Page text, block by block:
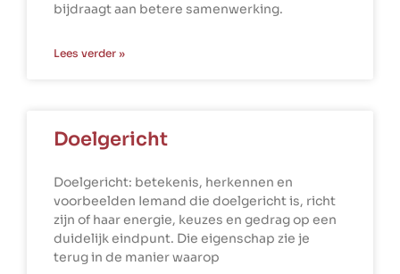
bijdraagt aan betere samenwerking.
Lees verder »
Doelgericht
Doelgericht: betekenis, herkennen en
voorbeelden Iemand die doelgericht is, richt
zijn of haar energie, keuzes en gedrag op een
duidelijk eindpunt. Die eigenschap zie je
terug in de manier waarop